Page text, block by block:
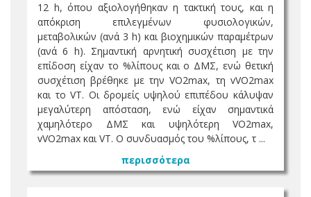
12 h, όπου αξιολογήθηκαν η τακτική τους, και η
απόκριση επιλεγμένων φυσιολογικών,
μεταβολικών (ανά 3 h) και βιοχημικών παραμέτρων
(ανά 6 h). Σημαντική αρνητική συσχέτιση με την
επίδοση είχαν το %λίπους και ο ΔΜΣ, ενώ θετική
συσχέτιση βρέθηκε με την VO2max, τη vVO2max
και το VT. Οι δρομείς υψηλού επιπέδου κάλυψαν
μεγαλύτερη απόσταση, ενώ είχαν σημαντικά
χαμηλότερο ΔΜΣ και υψηλότερη VO2max,
vVO2max και VT. Ο συνδυασμός του %λίπους, τ ...
περισσότερα